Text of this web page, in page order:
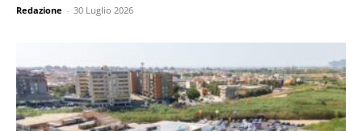
Redazione - 30 Luglio 2026